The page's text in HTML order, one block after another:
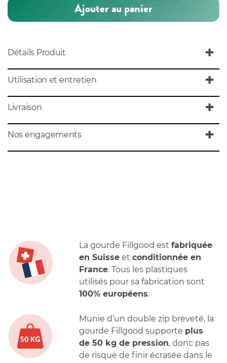
Ajouter au panier
Détails Produit
Utilisation et entretien
Livraison
Nos engagements
La gourde Fillgood est fabriquée
en Suisseet conditionnée en
France. Tous les plastiques
utilisés pour sa fabrication sont
100% européens.
Munie d’un double zip breveté, la
gourde Fillgood supporte plus
de 50 kg de pression, donc pas
de risque de finir écrasée dans le